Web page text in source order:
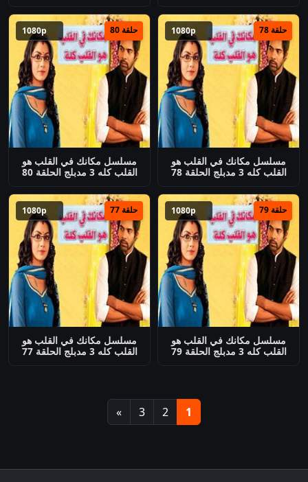
حلقة 78
مسلسل مكانك في القلب هو
القلب كله 3 مدبلج الحلقة 78
حلقة 80
مسلسل مكانك في القلب هو
القلب كله 3 مدبلج الحلقة 80
حلقة 79
مسلسل مكانك في القلب هو
القلب كله 3 مدبلج الحلقة 79
حلقة 77
مسلسل مكانك في القلب هو
القلب كله 3 مدبلج الحلقة 77
1
2
3
»